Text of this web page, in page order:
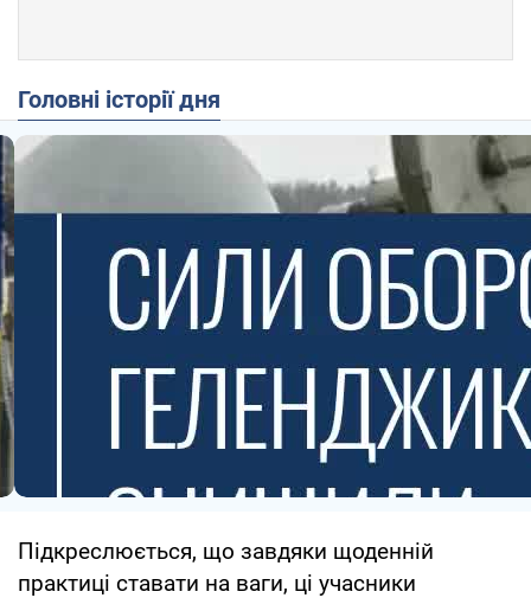
Головні історії дня
Підкреслюється, що завдяки щоденній
практиці ставати на ваги, ці учасники